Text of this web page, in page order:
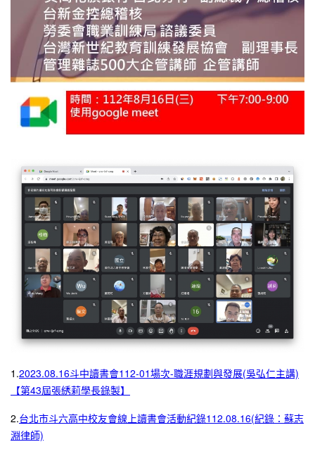
1.2023.08.16斗中讀書會112-01場次-職涯規劃與發展(吳弘仁主講)
【第43屆張綉莉學長錄製】
2.台北市斗六高中校友會線上讀書會活動紀錄112.08.16(紀錄：蘇志
淵律師)